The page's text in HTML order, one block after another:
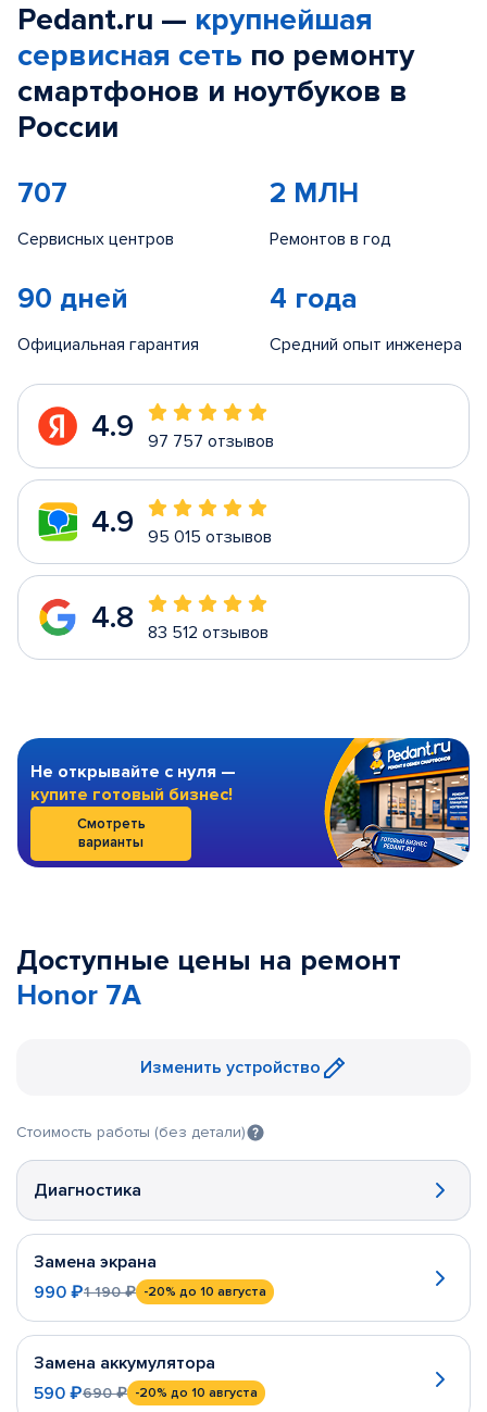
Pedant.ru — крупнейшая
сервисная сеть по ремонту
смартфонов и ноутбуков в
России
707
Сервисных центров
2 МЛН
Ремонтов в год
90 дней
Официальная гарантия
4 года
Средний опыт инженера
4.9 97 757 отзывов
4.9 95 015 отзывов
4.8 83 512 отзывов
Не открывайте с нуля —
купите готовый бизнес!
Смотреть
варианты
Доступные цены на ремонт
Honor 7A
Изменить устройство
Стоимость работы (без детали)
Диагностика
Замена экрана
990 ₽1 190 ₽ -20% до 10 августа
Замена аккумулятора
590 ₽690 ₽ -20% до 10 августа